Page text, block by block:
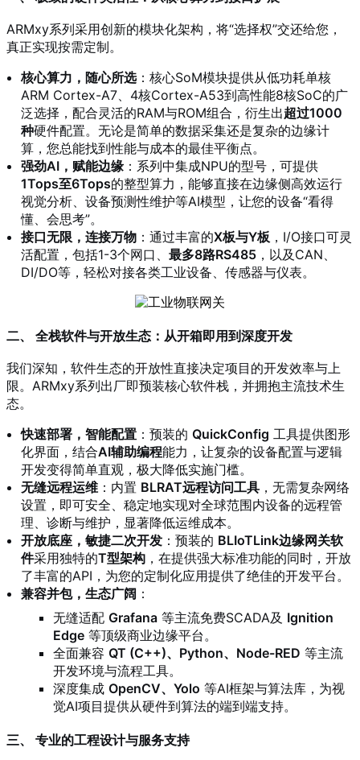
ARMxy系列采用创新的模块化架构，将“选择权”交还给您，
真正实现按需定制。
核心算力，随心所选：核心SoM模块提供从低功耗单核
ARM Cortex-A7、4核Cortex-A53到高性能8核SoC的广
泛选择，配合灵活的RAM与ROM组合，衍生出超过1000
种硬件配置。无论是简单的数据采集还是复杂的边缘计
算，您总能找到性能与成本的最佳平衡点。
强劲AI，赋能边缘 ：系列中集成NPU的型号，可提供
1Tops至6Tops的整型算力，能够直接在边缘侧高效运行
视觉分析、设备预测性维护等AI模型，让您的设备“看得
懂、会思考”。
接口无限，连接万物 ：通过丰富的X板与Y板 ，I/O接口可灵
活配置，包括1-3个网口、 最多8路RS485 ，以及CAN、
DI/DO等，轻松对接各类工业设备、传感器与仪表。
二、 全栈软件与开放生态：从开箱即用到深度开发
我们深知，软件生态的开放性直接决定项目的开发效率与上
限。ARMxy系列出厂即预装核心软件栈，并拥抱主流技术生
态。
快速部署，智能配置 ：预装的 QuickConfig 工具提供图形
化界面，结合AI辅助编程能力，让复杂的设备配置与逻辑
开发变得简单直观，极大降低实施门槛。
无缝远程运维 ：内置 BLRAT远程访问工具 ，无需复杂网络
设置，即可安全、稳定地实现对全球范围内设备的远程管
理、诊断与维护，显著降低运维成本。
开放底座，敏捷二次开发 ：预装的 BLIoTLink边缘网关软
件采用独特的T型架构 ，在提供强大标准功能的同时，开放
了丰富的API，为您的定制化应用提供了绝佳的开发平台。
兼容并包，生态广阔 ：
无缝适配 Grafana 等主流免费SCADA及 Ignition
Edge 等顶级商业边缘平台。
全面兼容 QT (C++)、Python、Node-RED 等主流
开发环境与流程工具。
深度集成 OpenCV、Yolo 等AI框架与算法库，为视
觉AI项目提供从硬件到算法的端到端支持。
三、 专业的工程设计与服务支持